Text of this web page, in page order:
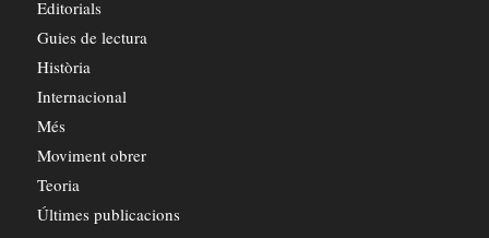
Editorials
Guies de lectura
Història
Internacional
Més
Moviment obrer
Teoria
Últimes publicacions